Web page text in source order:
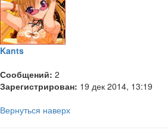
Kants
Сообщений: 2
Зарегистрирован: 19 дек 2014, 13:19
Вернуться наверх